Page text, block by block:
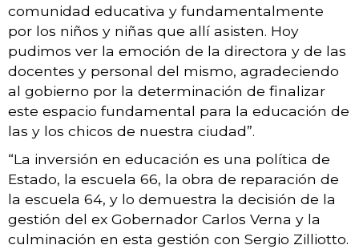
comunidad educativa y fundamentalmente
por los niños y niñas que allí asisten. Hoy
pudimos ver la emoción de la directora y de las
docentes y personal del mismo, agradeciendo
al gobierno por la determinación de finalizar
este espacio fundamental para la educación de
las y los chicos de nuestra ciudad”.
“La inversión en educación es una política de
Estado, la escuela 66, la obra de reparación de
la escuela 64, y lo demuestra la decisión de la
gestión del ex Gobernador Carlos Verna y la
culminación en esta gestión con Sergio Zilliotto.